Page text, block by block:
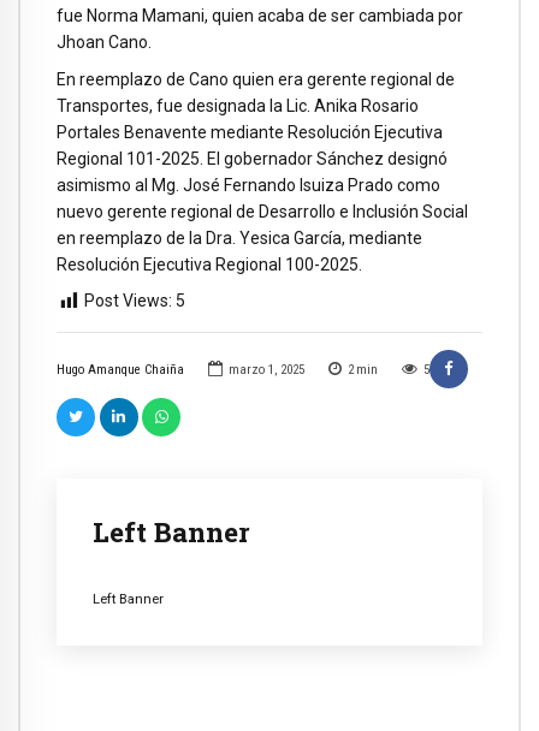
Hugo Amanque Chaiña marzo 1, 2025 2 min 5
Left Banner
Left Banner
fue Norma Mamani, quien acaba de ser cambiada por
Jhoan Cano.
En reemplazo de Cano quien era gerente regional de
Transportes, fue designada la Lic. Anika Rosario
Portales Benavente mediante Resolución Ejecutiva
Regional 101-2025. El gobernador Sánchez designó
asimismo al Mg. José Fernando Isuiza Prado como
nuevo gerente regional de Desarrollo e Inclusión Social
en reemplazo de la Dra. Yesica García, mediante
Resolución Ejecutiva Regional 100-2025.
Post Views: 5